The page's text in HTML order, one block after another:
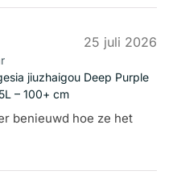
25 juli 2026
jiuzhaigou Deep Purple
– 100+ cm
benieuwd hoe ze het